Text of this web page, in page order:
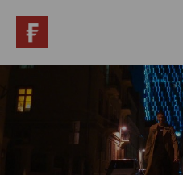
Produkte & Services
Themen & Märkte